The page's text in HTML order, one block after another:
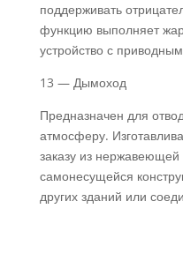
поддерживать
функцию выполняет
устройство с
13 — Дымоход
Предназначен для
атмосферу.
заказу из нержавеющей
самонесущейся
других зданий или